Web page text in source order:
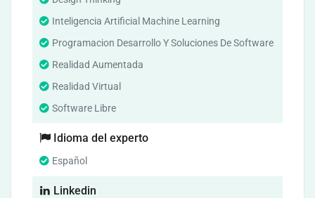
Inteligencia Artificial Machine Learning
Programacion Desarrollo Y Soluciones De Software
Realidad Aumentada
Realidad Virtual
Software Libre
Idioma del experto
Español
Linkedin